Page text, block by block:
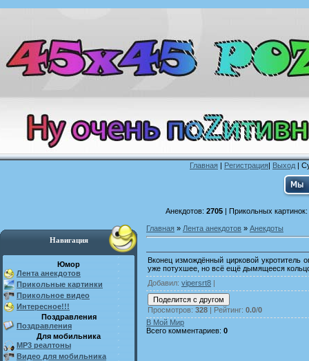
Главная | Регистрация| Выход |
Анекдотов: 2705| Прикольных картинок:
Навигация
Юмор
Лента анекдотов
Прикольные картинки
Прикольное видео
Интересное!!!
Поздравления
Поздравления
Для мобильника
MP3 реалтоны
Видео для мобильника
Главная » Лента анекдотов » Анекдоты
Вконец измождённый цирковой укротитель
уже потухшее, но всё ещё дымящееся
Добавил: vipersrt8 |
Просмотров: 328 | Рейтинг: 0.0/0
В Мой Мир
Всего комментариев: 0